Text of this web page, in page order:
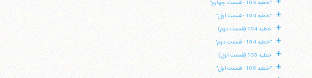
"خطبه 103 - قسمت چهارم"
+ "خطبه 104 - قسمت اول"
+ خطبه 104 (قسمت دوم)
+ "خطبه 104 - قسمت دوم"
+ خطبه 105 (قسمت اول)
+ "خطبه 105 - قسمت اول"